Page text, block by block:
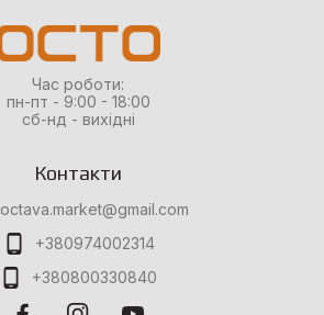
Час роботи:
пн-пт - 9:00 - 18:00
сб-нд - вихідні
Контакти
octava.market@gmail.com
+380974002314
+380800330840